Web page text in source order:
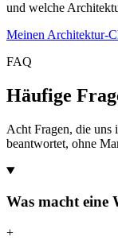
und welche
Meinen Architektur-
FAQ
Häufige
Acht Fragen, die uns
beantwortet, ohne
Was macht eine
+